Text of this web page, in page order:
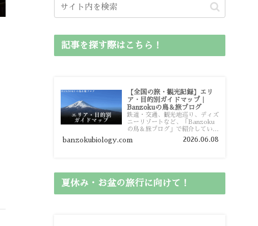
記事を探す際はこちら！
【全国の旅・観光記録】エリ
ア・目的別ガイドマップ｜
Banzokuの鳥＆旅ブログ
鉄道・交通、観光地巡り、ディズ
ニーリゾートなど、「Banzoku
の鳥＆旅ブログ」で紹介している
全国の旅行・観光記録をエリアや
目的別に整理しました。あなたが
banzokubiology.com 2026.06.08
夏休み・お盆の旅行に向けて！